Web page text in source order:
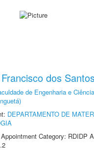
dos
de Engenharia e
DEPARTAMENTO DE
Category: RDIDP